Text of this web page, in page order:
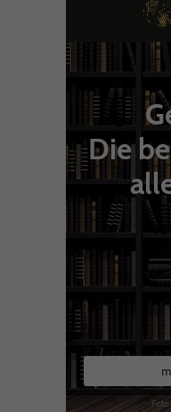
Die